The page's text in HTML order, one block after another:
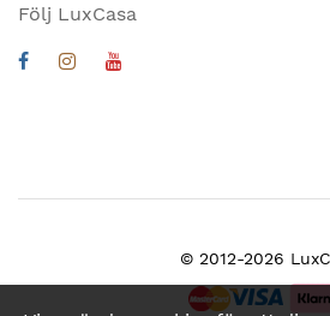
Följ LuxCasa
© 2012-2026